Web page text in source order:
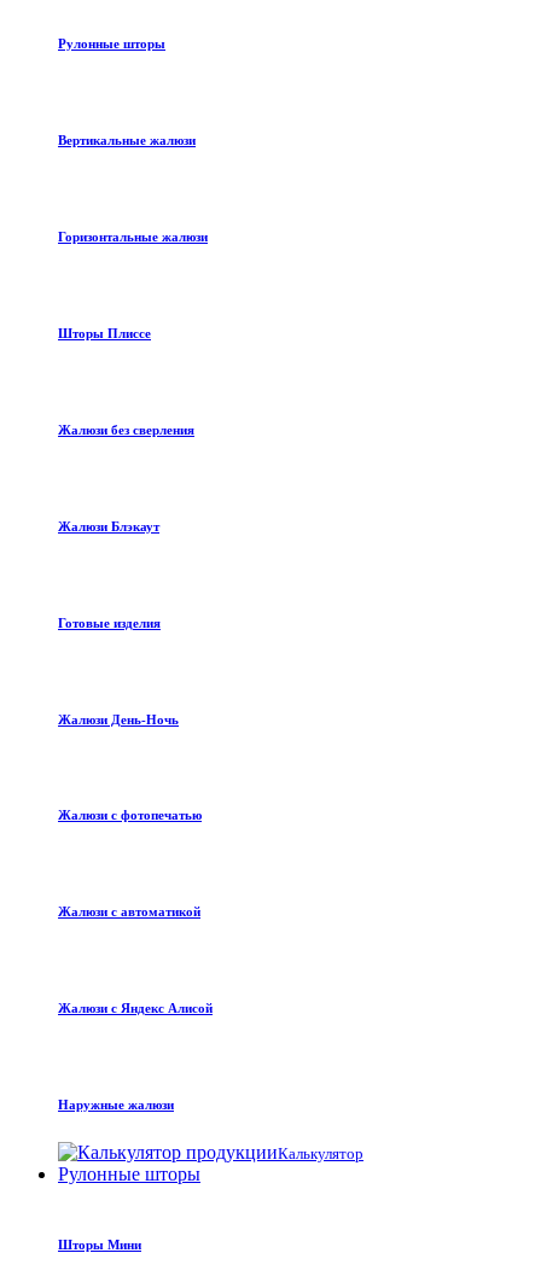
Рулонные шторы
Вертикальные жалюзи
Горизонтальные жалюзи
Шторы Плиссе
Жалюзи без сверления
Жалюзи Блэкаут
Готовые изделия
Жалюзи День-Ночь
Жалюзи с фотопечатью
Жалюзи с автоматикой
Жалюзи с Яндекс Алисой
Наружные жалюзи
Калькулятор
Рулонные шторы
Шторы Мини